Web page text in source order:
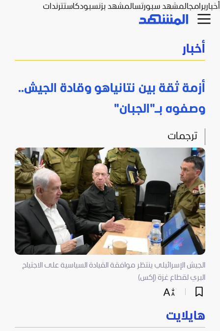
أخباربرامجالمشهد سبورتسالمشهد بزنسبودكاستترندات
أخبار
أزمة ثقة بين نتانياهو وقادة الجيش..
وصفوه بـ"الجبان"
ترجمات
الجيش الإسرائيلي ينتظر موافقة القيادة السياسية على الاجتياح
البري لقطاع غزة (إكس)
هايلايت